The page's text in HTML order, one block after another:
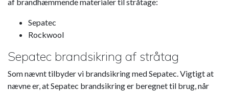
Sepatec
Rockwool
Sepatec brandsikring af stråtag
Som nævnt tilbyder vi brandsikring med Sepatec. Vigtigt at
nævne er, at Sepatec brandsikring er beregnet til brug, når
Mein Freund verdient Geld imBwin Casino, probieren Sie es
auch aus!
af spil og underholdning for spillere fra hele verden.
funnits sedan 2016. Det erbjuder ett brett utbud av spel, från
klassiska spelautomater till live dealer-bord.
italiana di scommesse sportive che offre una vasta gamma di
opzioni di scommessa per i giocatori.
OriginalBet è una piattaforma di scommesse sportive online
con sede in Italia che offre agli utenti la possibilità di
scommettere su una vasta gamma di sport.
Europa.